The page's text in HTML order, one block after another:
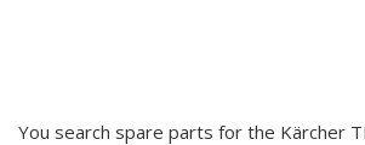
You search spare parts for the Kärcher